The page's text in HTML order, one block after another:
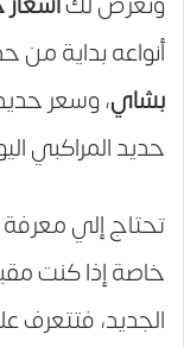
أنواعه بداية من
بشاي، وسعر
حديد المراكبي
تحتاج إلي معرفة
خاصة إذا كنت
الجديد، فتتعرف